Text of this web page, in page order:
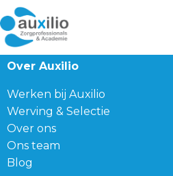
Over Auxilio
Werken bij Auxilio
Werving & Selectie
Over ons
Ons team
Blog